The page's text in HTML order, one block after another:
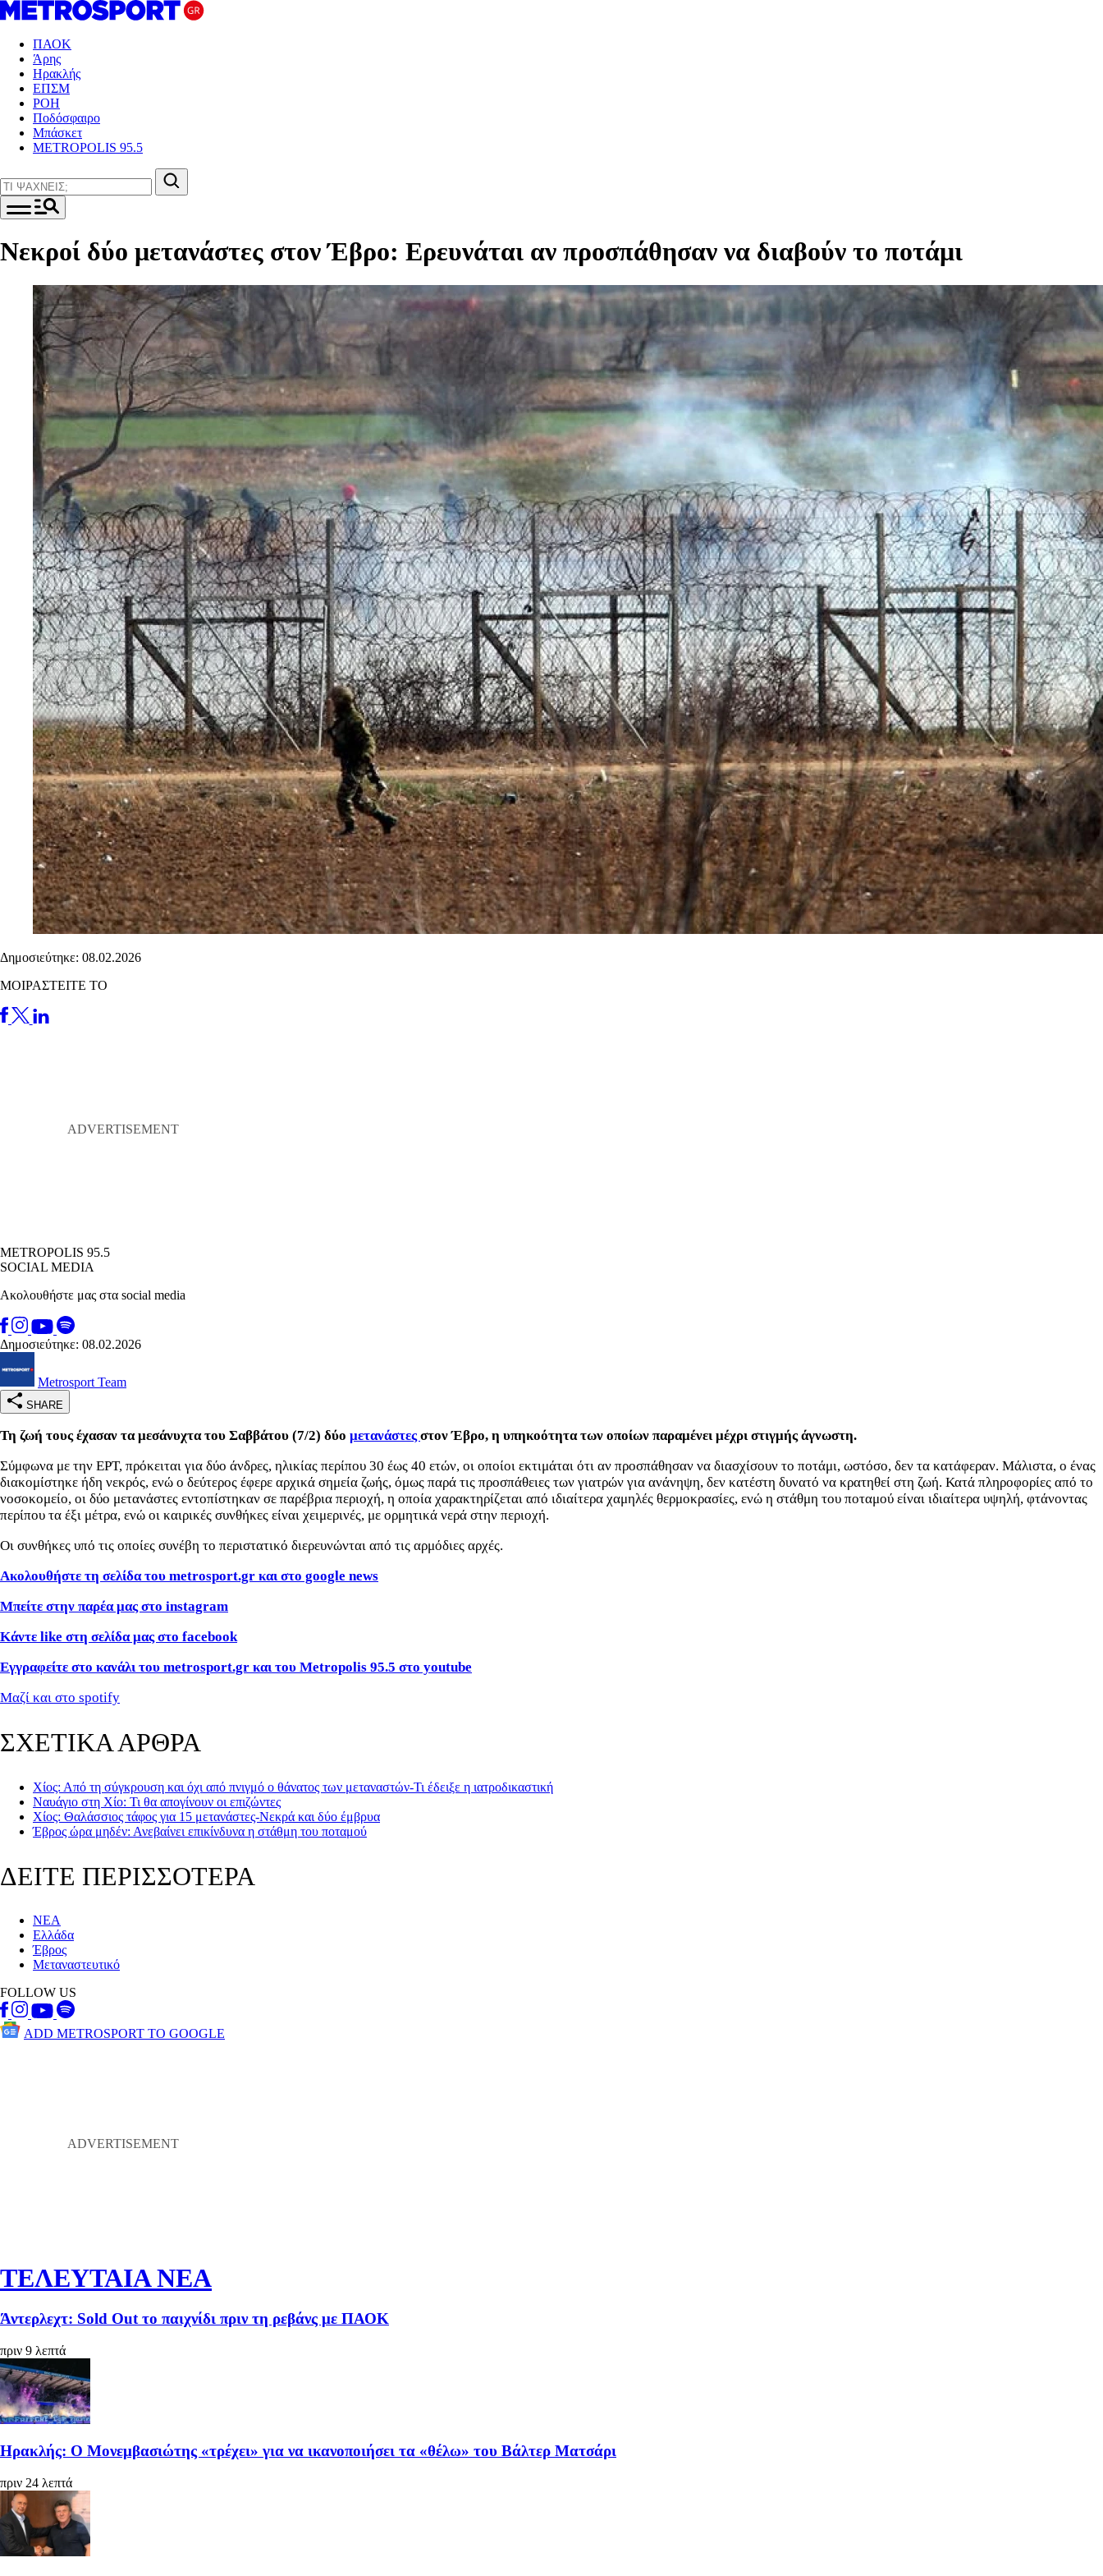
ΠΑΟΚ
Άρης
Ηρακλής
ΕΠΣΜ
ΡΟΗ
Ποδόσφαιρο
Μπάσκετ
METROPOLIS 95.5
Νεκροί δύο μετανάστες στον Έβρο: Ερευνάται αν προσπάθησαν να διαβούν το ποτάμι
Δημοσιεύτηκε: 08.02.2026
ΜΟΙΡΑΣΤΕΙΤΕ ΤΟ
METROPOLIS 95.5
SOCIAL MEDIA
Ακολουθήστε μας στα social media
Δημοσιεύτηκε: 08.02.2026
Metrosport Team
SHARE
Τη ζωή τους έχασαν τα μεσάνυχτα του Σαββάτου (7/2) δύο μετανάστεςστον Έβρο, η υπηκοότητα των οποίων παραμένει μέχρι στιγμής άγνωστη.
Σύμφωνα με την ΕΡΤ, πρόκειται για δύο άνδρες, ηλικίας περίπου 30 έως 40 ετών, οι οποίοι εκτιμάται ότι αν προσπάθησαν να διασχίσουν το ποτάμι, ωστόσο, δεν τα κατάφεραν. Μάλιστα, ο ένας
διακομίστηκε ήδη νεκρός, ενώ ο δεύτερος έφερε αρχικά σημεία ζωής, όμως παρά τις προσπάθειες των γιατρών για ανάνηψη, δεν κατέστη δυνατό να κρατηθεί στη ζωή. Κατά πληροφορίες από το
νοσοκομείο, οι δύο μετανάστες εντοπίστηκαν σε παρέβρια περιοχή, η οποία χαρακτηρίζεται από ιδιαίτερα χαμηλές θερμοκρασίες, ενώ η στάθμη του ποταμού είναι ιδιαίτερα υψηλή, φτάνοντας
περίπου τα έξι μέτρα, ενώ οι καιρικές συνθήκες είναι χειμερινές, με ορμητικά νερά στην περιοχή.
Οι συνθήκες υπό τις οποίες συνέβη το περιστατικό διερευνώνται από τις αρμόδιες αρχές.
Ακολουθήστε τη σελίδα του metrosport.gr και στο google news
Μπείτε στην παρέα μας στο instagram
Κάντε like στη σελίδα μας στο facebook
Εγγραφείτε στο κανάλι του metrosport.gr και του Metropolis 95.5 στο youtube
Μαζί και στο spotify
ΣΧΕΤΙΚΑ ΑΡΘΡΑ
Χίος: Από τη σύγκρουση και όχι από πνιγμό ο θάνατος των μεταναστών-Τι έδειξε η ιατροδικαστική
Ναυάγιο στη Χίο: Τι θα απογίνουν οι επιζώντες
Χίος: Θαλάσσιος τάφος για 15 μετανάστες-Νεκρά και δύο έμβρυα
Έβρος ώρα μηδέν: Ανεβαίνει επικίνδυνα η στάθμη του ποταμού
ΔΕΙΤΕ ΠΕΡΙΣΣΟΤΕΡΑ
ΝΕΑ
Ελλάδα
Έβρος
Μεταναστευτικό
FOLLOW US
ADD METROSPORT TO GOOGLE
ΤΕΛΕΥΤΑΙΑ ΝΕΑ
Άντερλεχτ: Sold Out το παιχνίδι πριν τη ρεβάνς με ΠΑΟΚ
πριν 9 λεπτά
Ηρακλής: Ο Μονεμβασιώτης «τρέχει» για να ικανοποιήσει τα «θέλω» του Βάλτερ Ματσάρι
πριν 24 λεπτά